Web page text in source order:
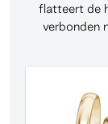
flatteert de
verbonden